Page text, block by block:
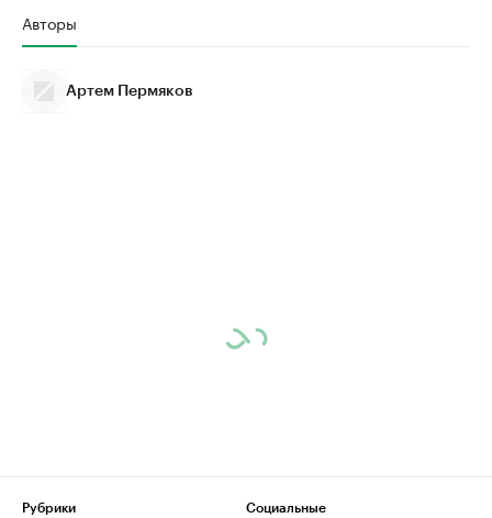
Авторы
Артем Пермяков
Рубрики
Социальные